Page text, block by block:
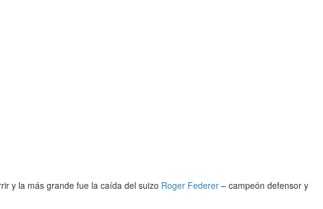
y la más grande fue la caída del suizo Roger Federer – campeón defensor y